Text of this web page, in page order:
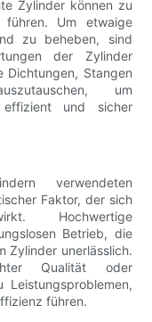
Zylinder können zu
führen. Um etwaige
zu beheben, sind
der Zylinder
Dichtungen, Stangen
um
und sicher
verwendeten
Faktor, der sich
Hochwertige
Betrieb, die
Zylinder unerlässlich.
Qualität oder
Leistungsproblemen,
führen.